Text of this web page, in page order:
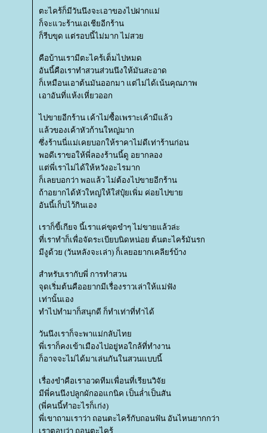
ตะไคร้ก็มีวันนึงจะเอาของไปฝากแม่
ก็จะแวะร้านเอเชียอีกร้าน
ก็รีบขุด แต่รอบนี้ไม่มาก ไม่สว
คือบ้านเรามีตะไคร้เต็มไปหมด
อันนี้คือเราทำสวนส่วนนึงให้มันสะอาด
ก็เหมือนเอาต้นมันออกมา แต่ไม่ได้เน้นคุณภาพ
เอาอันที่แห้งเหี่ยวออก
ไปขายอีกร้าน เค้าไม่ซื้อเพราะเค้ามีแล้ว
ล้วของเค้าหัวก้านใหญ่มาก
ซึ่งร้านนี่แม่เคยบอกให้ราคาไม่ดีเท่าร้านก่อน
พอดีเราขอให้พี่ลองร้านนี้ดู อยากลอง
ต่พี่เราไม่ได้ให้หวังอะไรมาก
ก็เลยบอกว่า พอแล้ว ไม่ต้องไปขายอีกร้าน
ถ้าอยากได้หัวใหญ่ให้ใส่ปุ๋ยเพิ่ม ค่อยไปขา
อันนี้เก็บไว้กินเอง
เราก็ขี้เกียจ นี้เราแค่ขุดขำๆ ไม่ขายแล้วล่ะ
ที่เราทำก็เพื่อจัดระเบียบนิดหน่อย ต้นตะไคร้มันรก
มีงูด้วย (วันหลังจะเล่า) ก็เลยอยากเคลียร์บ้าง
สำหรับเรากับพี่ การทำสวน
จุดเริ่มต้นคืออยากมีเรื่องราวเล่าให้แม่ฟัง
เท่านั้นเอง
ทำไปทำมาก็สนุกดี ก็ทำเท่าที่ทำได้
วันนึงเราก็จะพาแม่กลับไท
พี่เราก็คงเข้าเมืองไปอยู่หอใกล้ที่ทำงาน
ก็อาจจะไม่ได้มาเล่นกันในสวนแบบนี้
เรื่องขำคือเราอวดทีมเพื่อนที่เรียนวิจั
มีพี่คนนึงปลูกผักออแกนิค เป็นล่ำเป็นสัน
(พี่คนนี้ทำอะไรก็เก่ง)
พี่เขาถามเราว่า ถอนตะไคร้กับถอนฟัน อันไหนยากกว่า
เราตอบว่า ถอนตะไคร้